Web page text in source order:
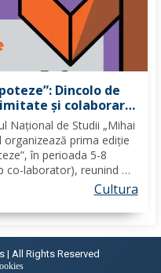
Dincolo de
și colaborare
Național de Studii „Mihai
organizează prima ediție
în perioada 5-8
co-laborator), reunind 20
cultural din România,Cultura
| All Rights Reserved